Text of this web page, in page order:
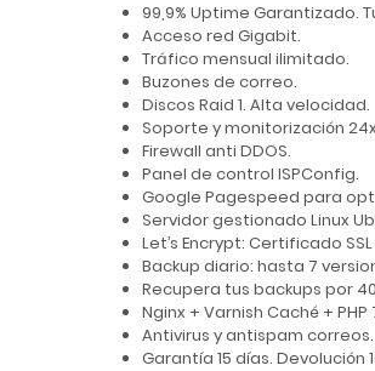
99,9% Uptime Garantizado.
Acceso red Gigabit.
Tráfico mensual ilimitado.
Buzones de correo.
Discos Raid 1. Alta velocidad.
Soporte y monitorización
Firewall anti DDOS.
Panel de control ISPConfig.
Google Pagespeed para
Servidor gestionado Linux
Let’s Encrypt: Certificado
Backup diario: hasta 7
Recupera tus backups por
Nginx + Varnish Caché + PHP
Antivirus y antispam correos.
Garantía 15 días. Devolución